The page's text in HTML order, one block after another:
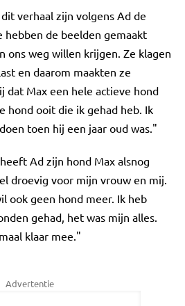
verhaal zijn volgens Ad de
hebben de beelden gemaakt
ons weg willen krijgen. Ze klagen
en daarom maakten ze
dat Max een hele actieve hond
hond ooit die ik gehad heb. Ik
toen hij een jaar oud was."
Ad zijn hond Max alsnog
droevig voor mijn vrouw en mij.
ook geen hond meer. Ik heb
gehad, het was mijn alles.
klaar mee."
Advertentie